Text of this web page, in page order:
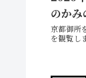
のか
京都御所
を観覧し